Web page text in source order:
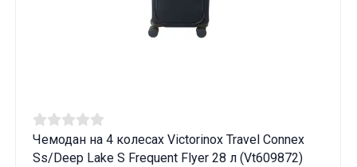
Чемодан на 4 колесах Victorinox Travel Connex
Ss/Deep Lake S Frequent Flyer 28 л (Vt609872)